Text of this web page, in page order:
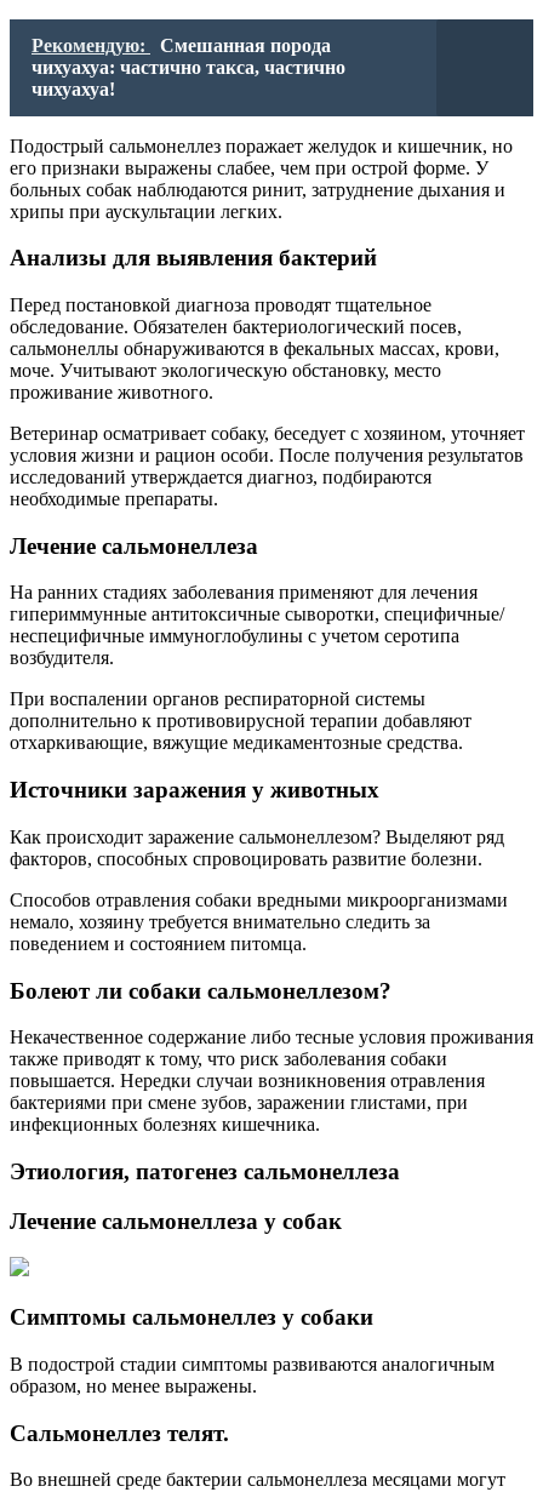
Рекомендую:
Смешанная порода
чихуахуа: частично такса, частично
чихуахуа!
Подострый сальмонеллез поражает желудок и кишечник, но
его признаки выражены слабее, чем при острой форме. У
больных собак наблюдаются ринит, затруднение дыхания и
хрипы при аускультации легких.
Анализы для выявления бактерий
Перед постановкой диагноза проводят тщательное
обследование. Обязателен бактериологический посев,
сальмонеллы обнаруживаются в фекальных массах, крови,
моче. Учитывают экологическую обстановку, место
проживание животного.
Ветеринар осматривает собаку, беседует с хозяином, уточняет
условия жизни и рацион особи. После получения результатов
исследований утверждается диагноз, подбираются
необходимые препараты.
Лечение сальмонеллеза
На ранних стадиях заболевания применяют для лечения
гипериммунные антитоксичные сыворотки, специфичные/
неспецифичные иммуноглобулины с учетом серотипа
возбудителя.
При воспалении органов респираторной системы
дополнительно к противовирусной терапии добавляют
отхаркивающие, вяжущие медикаментозные средства.
Источники заражения у животных
Как происходит заражение сальмонеллезом? Выделяют ряд
факторов, способных спровоцировать развитие болезни.
Способов отравления собаки вредными микроорганизмами
немало, хозяину требуется внимательно следить за
поведением и состоянием питомца.
Болеют ли собаки сальмонеллезом?
Некачественное содержание либо тесные условия проживания
также приводят к тому, что риск заболевания собаки
повышается. Нередки случаи возникновения отравления
бактериями при смене зубов, заражении глистами, при
инфекционных болезнях кишечника.
Этиология, патогенез сальмонеллеза
Лечение сальмонеллеза у собак
Симптомы сальмонеллез у собаки
В подострой стадии симптомы развиваются аналогичным
образом, но менее выражены.
Сальмонеллез телят.
Во внешней среде бактерии сальмонеллеза месяцами могут